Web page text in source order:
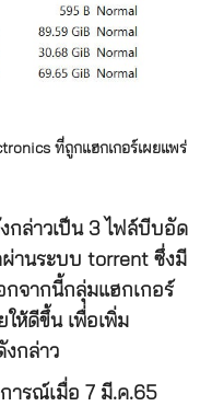
ที่ถูกแฮกเกอร์เผยแพร่
กล่าวเป็น 3 ไฟล์บีบอัด
ผ่านระบบ torrent ซึ่งมี
จากนี้กลุ่มแฮกเกอร์
ห้ดีขึ้น เพื่อเพิ่ม
งกล่าว
ารณ์เมื่อ 7 มี.ค.65